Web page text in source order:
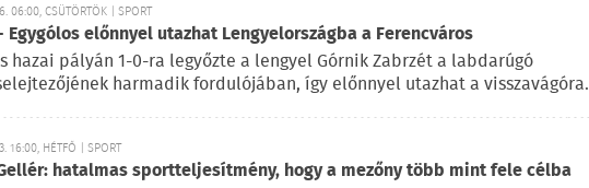
06:00, CSÜTÖRTÖK | SPORT
előnnyel utazhat Lengyelországba a Ferencváros
hazai pályán 1-0-ra legyőzte a lengyel Górnik Zabrzét a labdarúgó
harmadik fordulójában, így előnnyel utazhat a visszavágóra.
16:00, HÉTFŐ | SPORT
hatalmas sportteljesítmény, hogy a mezőny több mint fele célba